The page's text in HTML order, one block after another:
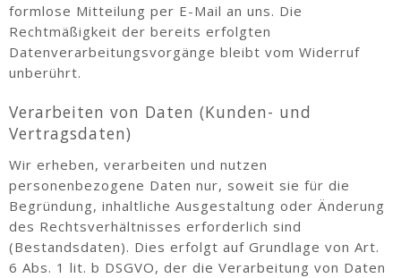
formlose Mitteilung per E-Mail an uns. Die
Rechtmäßigkeit der bereits erfolgten
Datenverarbeitungsvorgänge bleibt vom Widerruf
unberührt.
Verarbeiten von Daten (Kunden- und
Vertragsdaten)
Wir erheben, verarbeiten und nutzen
personenbezogene Daten nur, soweit sie für die
Begründung, inhaltliche Ausgestaltung oder Änderung
des Rechtsverhältnisses erforderlich sind
(Bestandsdaten). Dies erfolgt auf Grundlage von Art.
6 Abs. 1 lit. b DSGVO, der die Verarbeitung von Daten